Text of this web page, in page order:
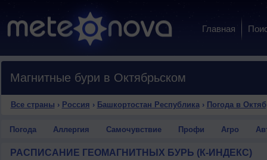
Главная
Магнитные бури в Октябрьском
Все страны › Россия › Башкортостан Республика› Погода в
Погода Аллергия Самочувствие Профи Агро
РАСПИСАНИЕ ГЕОМАГНИТНЫХ БУРЬ (К-ИНДЕКС)